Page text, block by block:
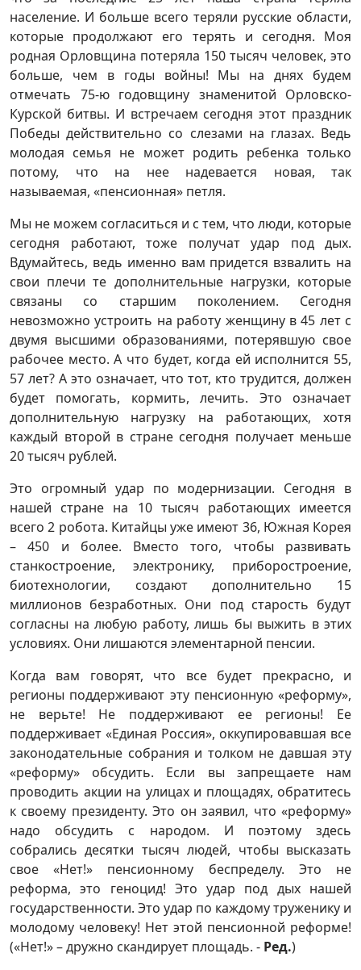
население. И больше всего теряли русские области,
которые продолжают его терять и сегодня. Моя
родная Орловщина потеряла 150 тысяч человек, это
больше, чем в годы войны! Мы на днях будем
отмечать 75-ю годовщину знаменитой Орловско-
Курской битвы. И встречаем сегодня этот праздник
Победы действительно со слезами на глазах. Ведь
молодая семья не может родить ребенка только
потому, что на нее надевается новая, так
называемая, «пенсионная» петля.
Мы не можем согласиться и с тем, что люди, которые
сегодня работают, тоже получат удар под дых.
Вдумайтесь, ведь именно вам придется взвалить на
свои плечи те дополнительные нагрузки, которые
связаны со старшим поколением. Сегодня
невозможно устроить на работу женщину в 45 лет с
двумя высшими образованиями, потерявшую свое
рабочее место. А что будет, когда ей исполнится 55,
57 лет? А это означает, что тот, кто трудится, должен
будет помогать, кормить, лечить. Это означает
дополнительную нагрузку на работающих, хотя
каждый второй в стране сегодня получает меньше
20 тысяч рублей.
Это огромный удар по модернизации. Сегодня в
нашей стране на 10 тысяч работающих имеется
всего 2 робота. Китайцы уже имеют 36, Южная Корея
– 450 и более. Вместо того, чтобы развивать
станкостроение, электронику, приборостроение,
биотехнологии, создают дополнительно 15
миллионов безработных. Они под старость будут
согласны на любую работу, лишь бы выжить в этих
условиях. Они лишаются элементарной пенсии.
Когда вам говорят, что все будет прекрасно, и
регионы поддерживают эту пенсионную «реформу»,
не верьте! Не поддерживают ее регионы! Ее
поддерживает «Единая Россия», оккупировавшая все
законодательные собрания и толком не давшая эту
«реформу» обсудить. Если вы запрещаете нам
проводить акции на улицах и площадях, обратитесь
к своему президенту. Это он заявил, что «реформу»
надо обсудить с народом. И поэтому здесь
собрались десятки тысяч людей, чтобы высказать
свое «Нет!» пенсионному беспределу. Это не
реформа, это геноцид! Это удар под дых нашей
государственности. Это удар по каждому труженику и
молодому человеку! Нет этой пенсионной реформе!
(«Нет!» – дружно скандирует площадь. - Ред.)